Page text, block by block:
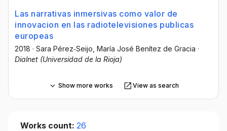
Las narrativas inmersivas como valor de
innovacion en las radiotelevisiones publicas
europeas
2018 · Sara Pérez‐Seijo , María José Benítez de Gracia ·
Dialnet (Universidad de la Rioja)
Show more works View as search
Works count: 26